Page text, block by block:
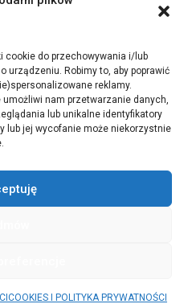
cookie do przechowywania i/lub
urządzeniu. Robimy to, aby poprawić
reklamy.
nam przetwarzanie danych,
lub unikalne identyfikatory
lub jej wycofanie może niekorzystnie
COOKIES I POLITYKA PRYWATNOŚCI
Góry